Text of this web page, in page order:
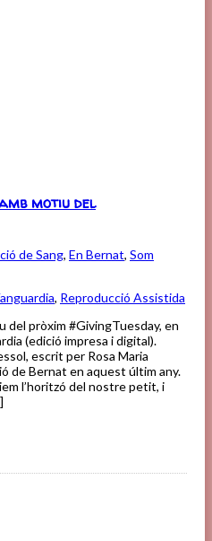
motiu del
de Sang, En Bernat, Som
, Reproducció Assistida
del pròxim #GivingTuesday, en
(edició impresa i digital).
escrit per Rosa Maria
de Bernat en aquest últim any.
l’horitzó del nostre petit, i